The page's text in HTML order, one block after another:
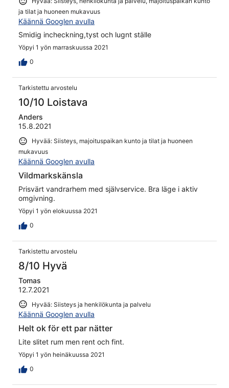
ja tilat ja huoneen mukavuus
Käännä Googlen avulla
Smidig incheckning,tyst och lugnt ställe
Yöpyi 1 yön marraskuussa 2021
0
Tarkistettu arvostelu
10/10 Loistava
Anders
15.8.2021
Hyvää: Siisteys, majoituspaikan kunto ja tilat ja huoneen
mukavuus
Käännä Googlen avulla
Vildmarkskänsla
Prisvärt vandrarhem med självservice. Bra läge i aktiv
omgivning.
Yöpyi 1 yön elokuussa 2021
0
Tarkistettu arvostelu
8/10 Hyvä
Tomas
12.7.2021
Hyvää: Siisteys ja henkilökunta ja palvelu
Käännä Googlen avulla
Helt ok för ett par nätter
Lite slitet rum men rent och fint.
Yöpyi 1 yön heinäkuussa 2021
0